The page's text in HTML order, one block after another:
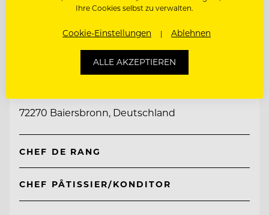
TOP ARBEITGEBER
Genusshotel Sackmann
72270 Baiersbronn, Deutschland
CHEF DE RANG
CHEF PÂTISSIER/KONDITOR
Ihre Cookies selbst zu verwalten.
Cookie-Einstellungen Ablehnen
ALLE AKZEPTIEREN